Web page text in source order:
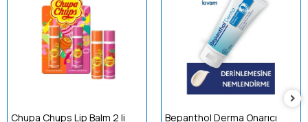
Chupa Chups Lip Balm 2 li
Bepanthol Derma Onarıcı